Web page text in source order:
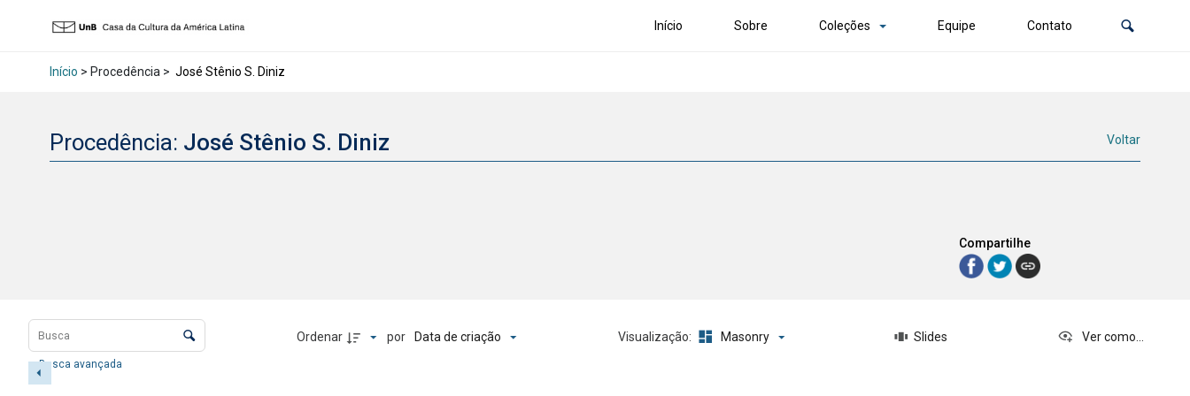
Início Sobre Coleções Equipe Contato
Início > Procedência > José Stênio S. Diniz
Procedência: José Stênio S. Diniz Voltar
Compartilhe
Lista de itens
Controle de ordenação e visualização
Busca avançada
Ordenar por Data de criação Visualização: Masonry Slides Ver como...